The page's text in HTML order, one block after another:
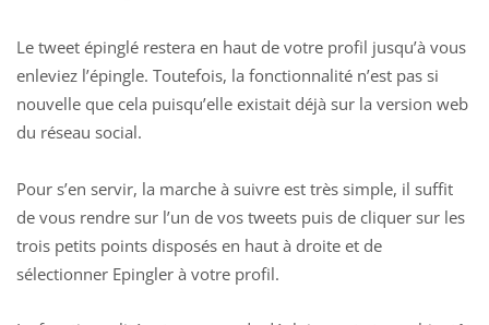
Le tweet épinglé restera en haut de votre profil jusqu’à vous
enleviez l’épingle. Toutefois, la fonctionnalité n’est pas si
nouvelle que cela puisqu’elle existait déjà sur la version web
du réseau social.
Pour s’en servir, la marche à suivre est très simple, il suffit
de vous rendre sur l’un de vos tweets puis de cliquer sur les
trois petits points disposés en haut à droite et de
sélectionner Epingler à votre profil.